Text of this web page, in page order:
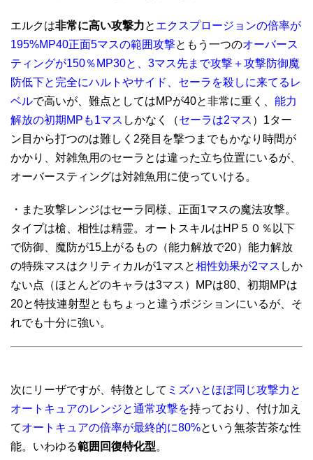
エルクは非常に高い攻撃力と エクスプロージョンの倍率が
195%MP40正面5マスの範囲攻撃ともう一つのオーバース
ティングが150％MP30と、3マス先まで攻撃＋攻撃防御魔
防低下と完全にハルトやサイド、セーラを殺しに来てるレ
ベルで高いが、難点としてはMPが40と非常に重く、 能力
解放の初期MPも1マス しかなく（セーラは2マス ）1ター
ン目から打つのは難しく2発目を撃つまでもかなり時間が
かかり、対雑魚用のセーラとは違った立ち位置にいるが、
オーバースティングは対雑魚用に使っていける。
・また攻撃レンジはセーラ同様、正面1マスの魔法攻撃。
タイプは槍、相性は精霊。オートスキルはHP５０％以下
で防御、魔防が15上がるもの（能力解放で20）能力解放
の特殊マスはクリティカルが1マスと相性効果が2マス しか
ない点（ほとんどのキャラは3マス）MPは80、初期MPは
20と特技連射型ともちょっと違うポジションにいるが、そ
れでも十分に強い。
次にリーザですが、特徴として ミズハとほぼ同じ攻撃力と
オートキュアのレンジと通常攻撃を持っており、付け加え
てオートキュアの倍率が最終的に80%という無茶苦茶な性
能。いわゆる範囲回復特化型。